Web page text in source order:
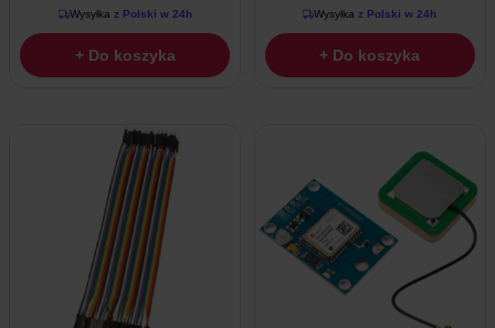
Wysyłka z Polski w 24h
+ Do koszyka
Wysyłka z Polski w 24h
+ Do koszyka